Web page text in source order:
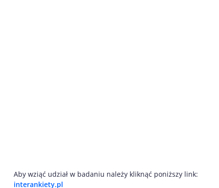
Aby wziąć udział w badaniu należy kliknąć poniższy link:
interankiety.pl